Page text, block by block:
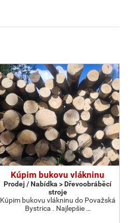
Kúpim bukovu vlákninu
Prodej / Nabídka > Dřevoobráběcí
stroje
Kúpim bukovu vlákninu do Považská
Bystrica . Najlepšie …